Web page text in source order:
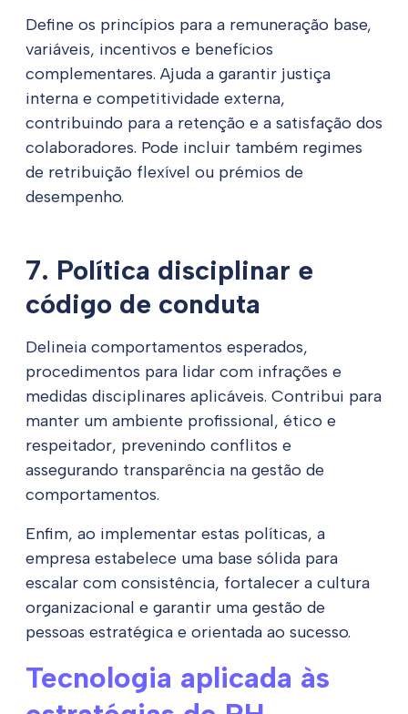
Define os princípios para a remuneração base,
variáveis, incentivos e benefícios
complementares. Ajuda a garantir justiça
interna e competitividade externa,
contribuindo para a retenção e a satisfação dos
colaboradores. Pode incluir também regimes
de retribuição flexível ou prémios de
desempenho.
7. Política disciplinar e
código de conduta
Delineia comportamentos esperados,
procedimentos para lidar com infrações e
medidas disciplinares aplicáveis. Contribui para
manter um ambiente profissional, ético e
respeitador, prevenindo conflitos e
assegurando transparência na gestão de
comportamentos.
Enfim, ao implementar estas políticas, a
empresa estabelece uma base sólida para
escalar com consistência, fortalecer a cultura
organizacional e garantir uma gestão de
pessoas estratégica e orientada ao sucesso.
Tecnologia aplicada às